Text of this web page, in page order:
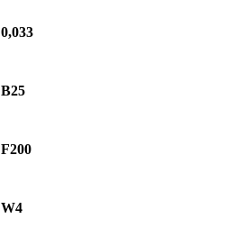
0,033
B25
F200
W4